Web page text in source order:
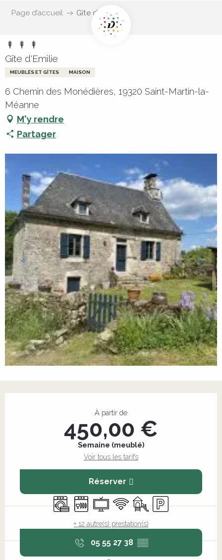
Page d’accueil Gîte d'Emilie
Gîte d'Emilie
MEUBLÉS ET GÎTES MAISON
6 Chemin des Monédières, 19320 Saint-Martin-la-
Méanne
M'y rendre
Partager
À partir de
450,00 €
Semaine (meublé)
Voir tous les tarifs
Réserver
Lave lingeLave vaisselle
Télévision
WiFi Jeux pour enfants /
Parking
+ 12 autre(s) prestation(s)
05 55 27 38 ▒▒